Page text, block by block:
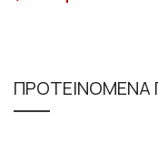
ΠΡΟΤΕΙΝΟΜΕΝΑ